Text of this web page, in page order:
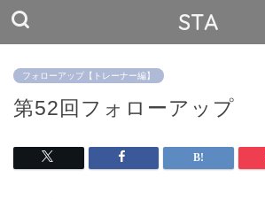
STA
フォローアップ【トレーナー編】
第52回フォローアップ